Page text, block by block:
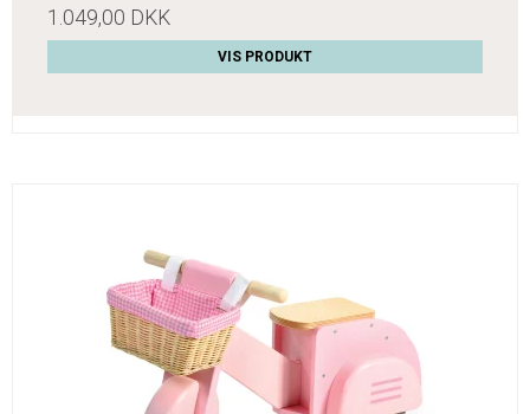
1.049,00 DKK
VIS PRODUKT